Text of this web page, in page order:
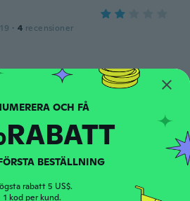
· 4 recensioner
· 42 recensioner · 4 uppladdningar
PRENUMERERA OCH FÅ
BESTÄLLNING
rabatt 5 US$.
1 kod per kund.